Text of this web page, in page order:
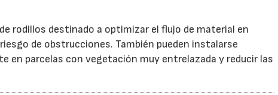
rodillos destinado a optimizar el flujo de material en
de obstrucciones. También pueden instalarse
en parcelas con vegetación muy entrelazada y reducir las